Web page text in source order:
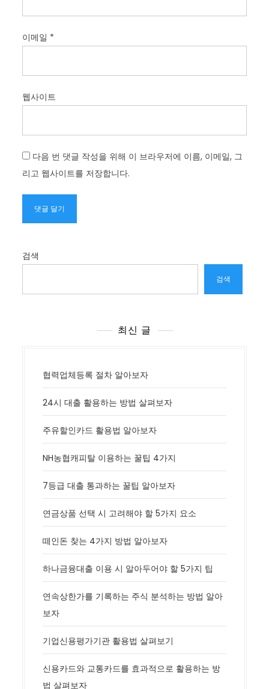
이메일 *
웹사이트
다음 번 댓글 작성을 위해 이 브라우저에 이름, 이메일, 그
리고 웹사이트를 저장합니다.
검색
검색
최신 글
협력업체등록 절차 알아보자
24시 대출 활용하는 방법 살펴보자
주유할인카드 활용법 알아보자
NH농협캐피탈 이용하는 꿀팁 4가지
7등급 대출 통과하는 꿀팁 알아보자
연금상품 선택 시 고려해야 할 5가지 요소
떼인돈 찾는 4가지 방법 알아보자
하나금융대출 이용 시 알아두어야 할 5가지 팁
연속상한가를 기록하는 주식 분석하는 방법 알아
보자
기업신용평가기관 활용법 살펴보기
신용카드와 교통카드를 효과적으로 활용하는 방
법 살펴보자